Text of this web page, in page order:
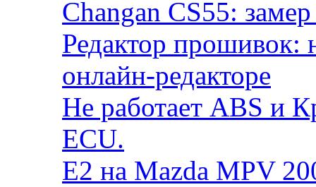
Changan CS55:
Редактор прошивок:
онлайн-редакторе
Не работает ABS и
ECU.
E2 на Mazda MPV